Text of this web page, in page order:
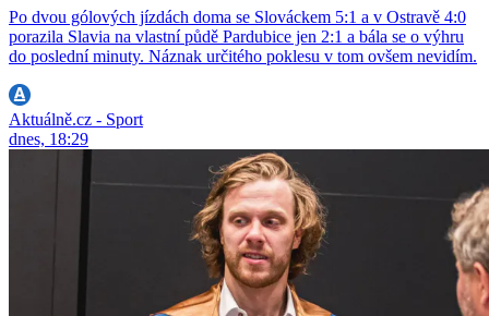
Po dvou gólových jízdách doma se Slováckem 5:1 a v Ostravě 4:0
porazila Slavia na vlastní půdě Pardubice jen 2:1 a bála se o výhru
do poslední minuty. Náznak určitého poklesu v tom ovšem nevidím.
Aktuálně.cz - Sport
dnes, 18:29